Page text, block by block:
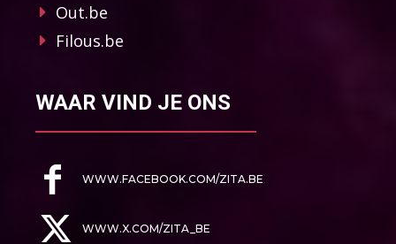
Out.be
Filous.be
WAAR VIND JE ONS
WWW.FACEBOOK.COM/ZITA.BE
WWW.X.COM/ZITA_BE